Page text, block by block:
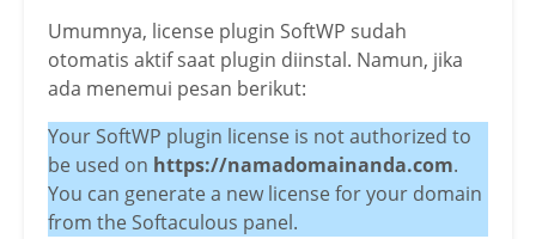
Umumnya, license plugin SoftWP sudah
otomatis aktif saat plugin diinstal. Namun, jika
ada menemui pesan berikut:
Your SoftWP plugin license is not authorized to
be used on https://namadomainanda.com.
You can generate a new license for your domain
from the Softaculous panel.